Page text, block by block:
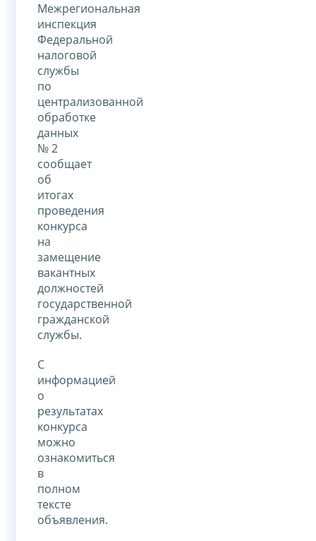
Межрегиональная
инспекция
Федеральной
налоговой
службы
по
централизованной
обработке
данных
№ 2
сообщает
об
итогах
проведения
конкурса
на
замещение
вакантных
должностей
государственной
гражданской
службы.
С
информацией
о
результатах
конкурса
можно
ознакомиться
в
полном
тексте
объявления.